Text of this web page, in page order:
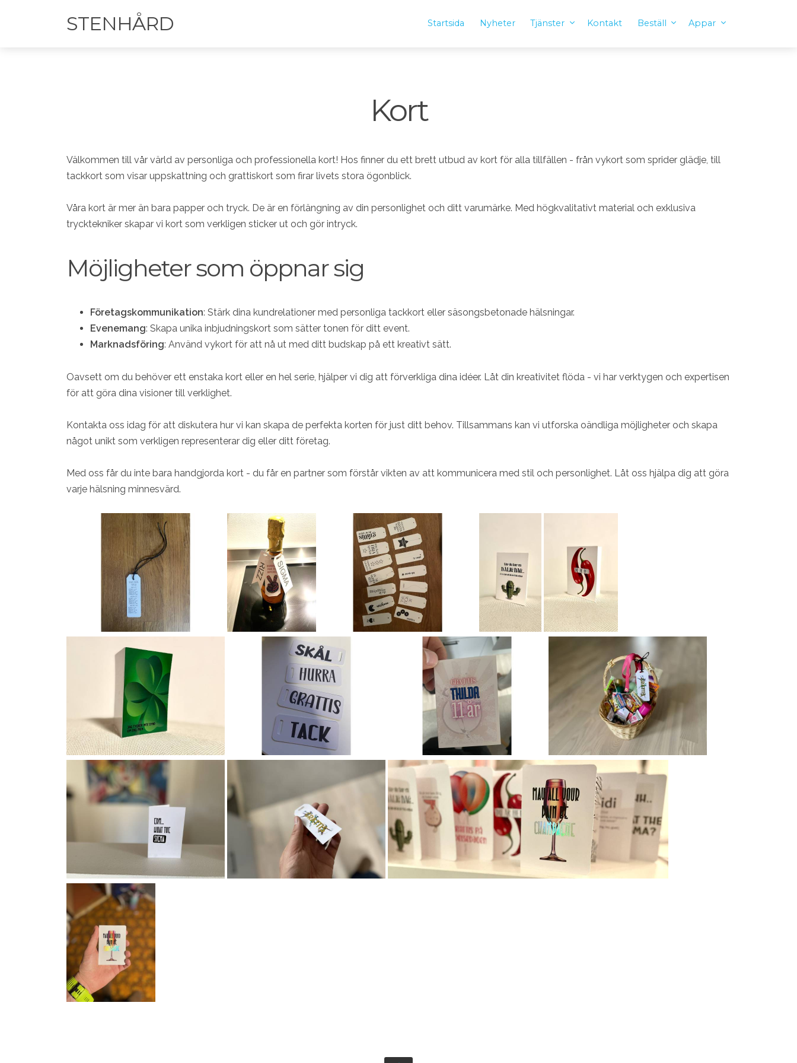
STENHÅRD Startsida Nyheter Tjänster Kontakt Beställ Appar
Kort
Välkommen till vår värld av personliga och professionella kort! Hos finner du ett brett utbud av kort för alla tillfällen - från vykort som sprider glädje, till
tackkort som visar uppskattning och grattiskort som firar livets stora ögonblick.
Våra kort är mer än bara papper och tryck. De är en förlängning av din personlighet och ditt varumärke. Med högkvalitativt material och exklusiva
trycktekniker skapar vi kort som verkligen sticker ut och gör intryck.
Möjligheter som öppnar sig
Företagskommunikation: Stärk dina kundrelationer med personliga tackkort eller säsongsbetonade hälsningar.
Evenemang: Skapa unika inbjudningskort som sätter tonen för ditt event.
Marknadsföring: Använd vykort för att nå ut med ditt budskap på ett kreativt sätt.
Oavsett om du behöver ett enstaka kort eller en hel serie, hjälper vi dig att förverkliga dina idéer. Låt din kreativitet flöda - vi har verktygen och expertisen
för att göra dina visioner till verklighet.
Kontakta oss idag för att diskutera hur vi kan skapa de perfekta korten för just ditt behov. Tillsammans kan vi utforska oändliga möjligheter och skapa
något unikt som verkligen representerar dig eller ditt företag.
Med oss får du inte bara handgjorda kort - du får en partner som förstår vikten av att kommunicera med stil och personlighet. Låt oss hjälpa dig att göra
varje hälsning minnesvärd.